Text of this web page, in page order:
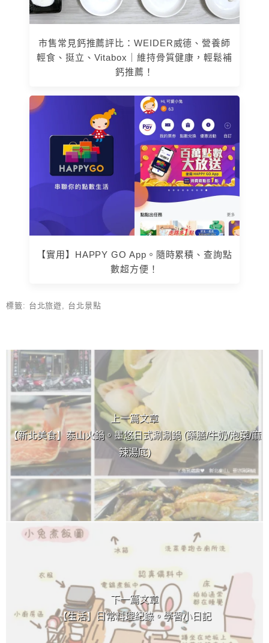
市售常見鈣推薦評比：WEIDER威德、營養師
輕食、挺立、Vitabox｜維持骨質健康，輕鬆補
鈣推薦！
【實用】HAPPY GO App。隨時累積、查詢點
數超方便！
標籤: 台北旅遊, 台北景點
上 / 下一篇文章
上一篇文章
【新北美食】泰山火鍋。墨悠日式涮涮鍋 (藥膳/牛奶/泡菜/麻
辣湯底)
下一篇文章
【生活】日常料理紀錄。學習小日記